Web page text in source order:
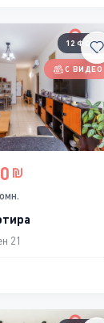
12 ФОТО
С ВИДЕО
21